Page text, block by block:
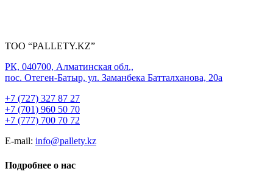
ТОО “PALLETY.KZ”
РК, 040700, Алматинская обл.,
пос. Отеген-Батыр, ул. Заманбека Батталханова, 20а
+7 (727) 327 87 27
+7 (701) 960 50 70
+7 (777) 700 70 72
E-mail: info@pallety.kz
Подробнее о нас